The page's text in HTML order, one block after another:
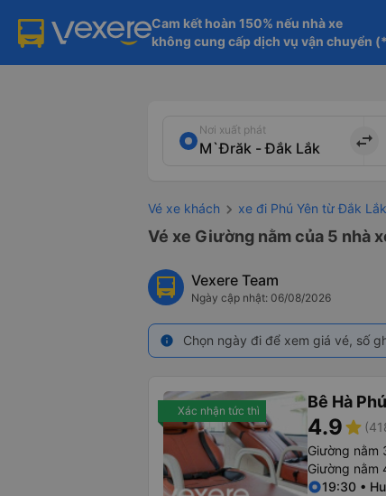
Cam kết hoàn 150% nếu nhà xe
không cung cấp dịch vụ vận chuyển
Nơi xuất phát
import_export
Vé xe khách xe đi Phú Yên từ Đắk Lắk
Vé xe Giường nằm của 5 nhà
Vexere Team
Ngày cập nhật: 06/08/2026
info Chọn ngày đi để xem giá vé, số
Xác nhận tức thì Bê Hà
4.9star
Giường nằm
Giường nằm
19:30 •